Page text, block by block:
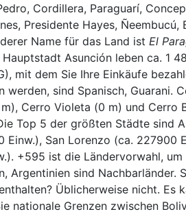
Cordillera, Paraguarí,
Presidente Hayes,
Name für das Land ist El
Hauptstadt Asunción leben ca. 1
mit dem Sie Ihre Einkäufe
werden, sind Spanisch, Guarani.
Cerro Violeta (0 m) und Cerro
Top 5 der größten Städte sind
Einw.), San Lorenzo (ca. 227900
+595 ist die Ländervorwahl,
Argentinien sind Nachbarländer.
Üblicherweise nicht. Es
nationale Grenzen zwischen